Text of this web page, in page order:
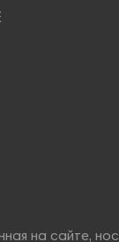
на сайте,